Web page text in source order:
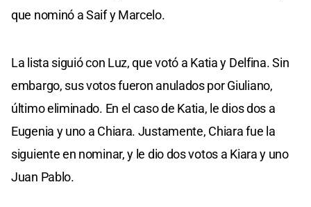
que nominó a Saif y Marcelo.
La lista siguió con Luz, que votó a Katia y Delfina. Sin
embargo, sus votos fueron anulados por Giuliano,
último eliminado. En el caso de Katia, le dios dos a
Eugenia y uno a Chiara. Justamente, Chiara fue la
siguiente en nominar, y le dio dos votos a Kiara y uno
Juan Pablo.